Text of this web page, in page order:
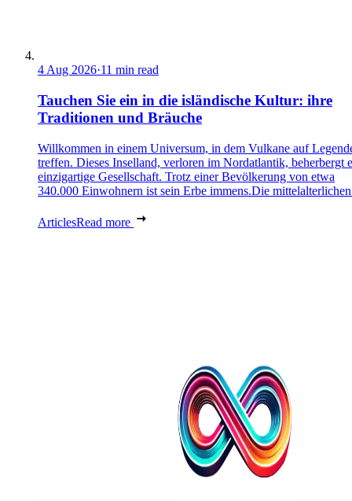
4 Aug 2026·11 min read
Tauchen Sie ein in die isländische Kultur: ihre
Traditionen und Bräuche
Willkommen in einem Universum, in dem Vulkane auf
treffen. Dieses Inselland, verloren im Nordatlantik, beherbergt
einzigartige Gesellschaft. Trotz einer Bevölkerung von etwa
340.000 Einwohnern ist sein Erbe immens.Die
ArticlesRead more